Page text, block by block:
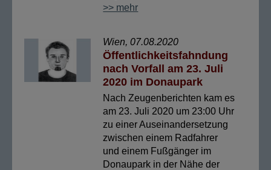
>> mehr
Wien, 07.08.2020
Öffentlichkeitsfahndung
nach Vorfall am 23. Juli
2020 im Donaupark
Nach Zeugenberichten kam es
am 23. Juli 2020 um 23:00 Uhr
zu einer Auseinandersetzung
zwischen einem Radfahrer
und einem Fußgänger im
Donaupark in der Nähe der